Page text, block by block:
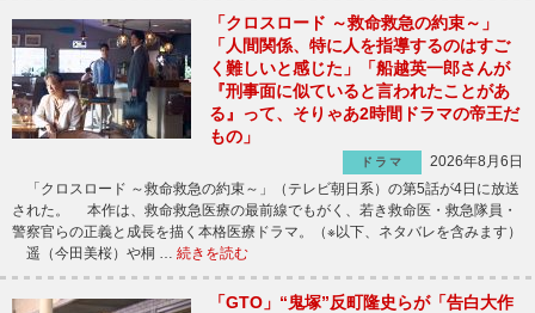
「クロスロード ～救命救急の約束～」
「人間関係、特に人を指導するのはすご
く難しいと感じた」「船越英一郎さんが
『刑事面に似ていると言われたことがあ
る』って、そりゃあ2時間ドラマの帝王だ
もの」
ドラマ
2026年8月6日
「クロスロード ～救命救急の約束～」（テレビ朝日系）の第5話が4日に放送
された。 本作は、救命救急医療の最前線でもがく、若き救命医・救急隊員・
警察官らの正義と成長を描く本格医療ドラマ。（※以下、ネタバレを含みます）
遥（今田美桜）や桐 … 続きを読む
「GTO」“鬼塚”反町隆史らが「告白大作